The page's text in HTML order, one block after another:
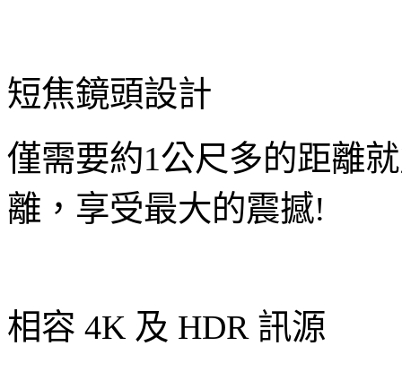
短焦鏡頭設計
僅需要約1公尺多的距離
離，享受最大的震撼!
相容 4K 及 HDR 訊源